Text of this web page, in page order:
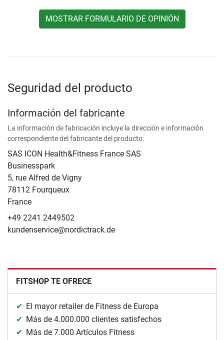
MOSTRAR FORMULARIO DE OPINIÓN
Seguridad del producto
Información del fabricante
La información de fabricación incluye la dirección e información
correspondiente del fabricante del producto.
SAS ICON Health&Fitness France SAS
Businesspark
5, rue Alfred de Vigny
78112 Fourqueux
France
+49 2241 2449502
kundenservice@nordictrack.de
FITSHOP TE OFRECE
El mayor retailer de Fitness de Europa
Más de 4.000.000 clientes satisfechos
Más de 7.000 Artículos Fitness